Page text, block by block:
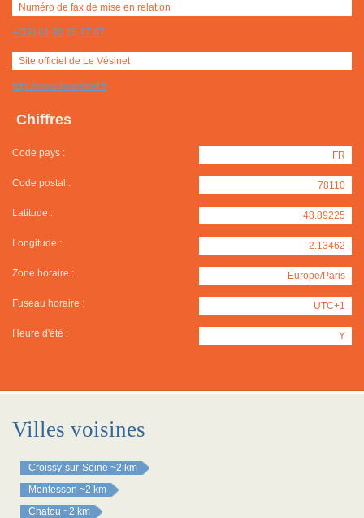
Numéro de fax de mise en relation
+(33) 01 30 15 47 07
Site officiel de Le Vésinet
http://www.levesinet.fr
Chiffres
Code pays : FR
Code postal : 78110
Latitude : 48.89225
Longitude : 2.13462
Zone horaire : Europe/Paris
Fuseau horaire : UTC+1
Heure d'été : Y
Villes voisines
Croissy-sur-Seine ~2 km
Montesson ~2 km
Chatou ~2 km